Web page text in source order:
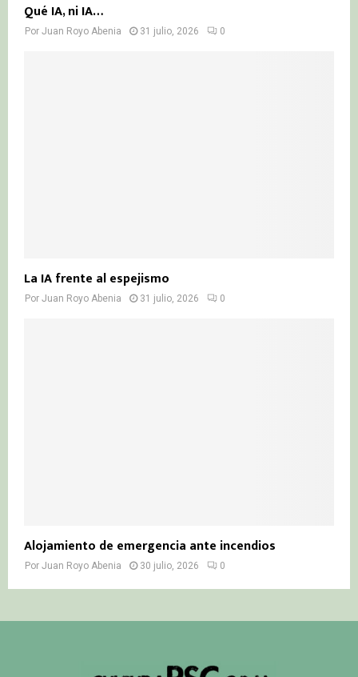
Qué IA, ni IA…
Por Juan Royo Abenia 31 julio, 2026 0
La IA frente al espejismo
Por Juan Royo Abenia 31 julio, 2026 0
Alojamiento de emergencia ante incendios
Por Juan Royo Abenia 30 julio, 2026 0